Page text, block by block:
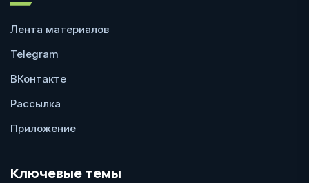
Лента материалов
Telegram
ВКонтакте
Рассылка
Приложение
Ключевые темы